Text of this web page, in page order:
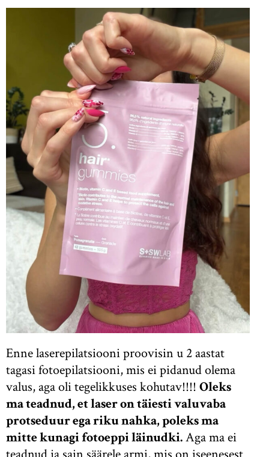
Enne laserepilatsiooni proovisin u 2 aastat
tagasi fotoepilatsiooni, mis ei pidanud olema
valus, aga oli tegelikkuses kohutav!!!! Oleks
ma teadnud, et laser on täiesti valuvaba
protseduur ega riku nahka, poleks ma
mitte kunagi fotoeppi läinudki.Aga ma ei